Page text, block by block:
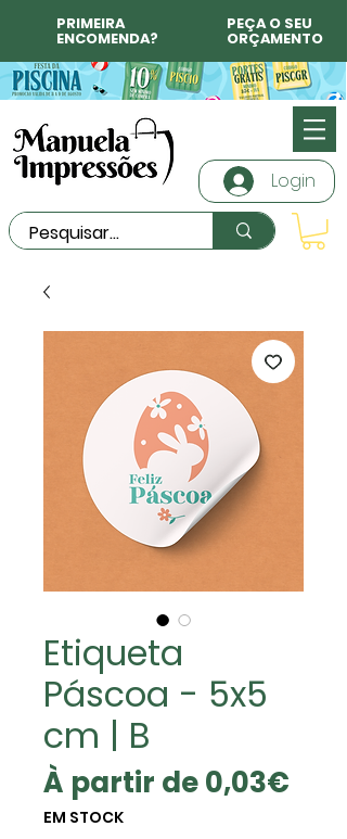
PRIMEIRA
ENCOMENDA?
PEÇA O SEU
ORÇAMENTO
Login
Etiqueta
Páscoa - 5x5
cm | B
À partir de0,03€
EM STOCK